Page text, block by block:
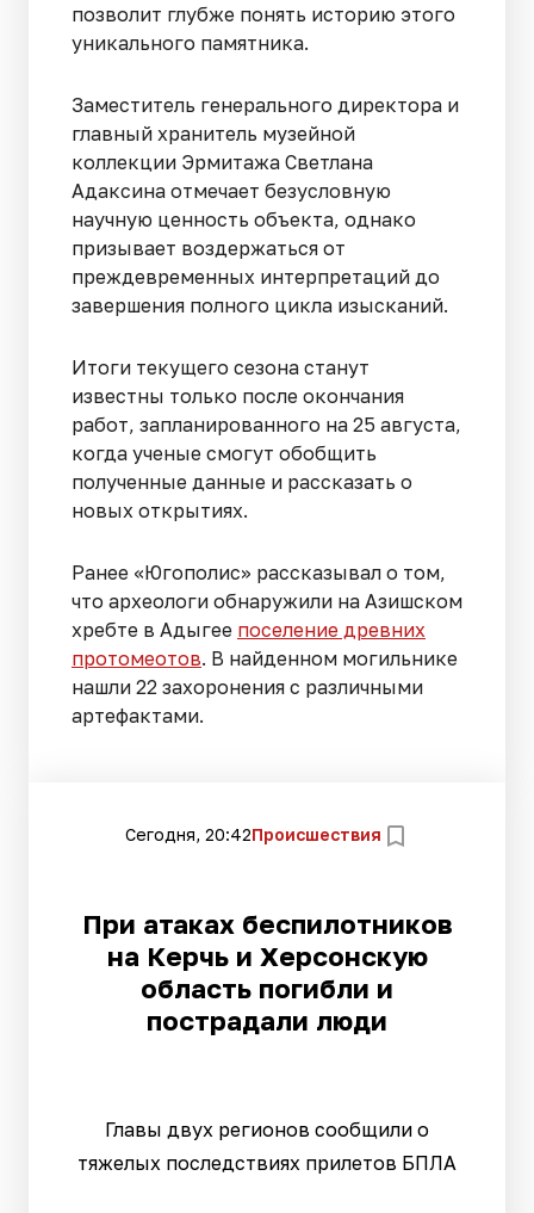
позволит глубже понять историю этого
уникального памятника.
Заместитель генерального директора и
главный хранитель музейной
коллекции Эрмитажа Светлана
Адаксина отмечает безусловную
научную ценность объекта, однако
призывает воздержаться от
преждевременных интерпретаций до
завершения полного цикла изысканий.
Итоги текущего сезона станут
известны только после окончания
работ, запланированного на 25 августа,
когда ученые смогут обобщить
полученные данные и рассказать о
новых открытиях.
Ранее «Югополис» рассказывал о том,
что археологи обнаружили на Азишском
хребте в Адыгее поселение древних
протомеотов. В найденном могильнике
нашли 22 захоронения с различными
артефактами.
Сегодня, 20:42Происшествия
При атаках беспилотников
на Керчь и Херсонскую
область погибли и
пострадали люди
Главы двух регионов сообщили о
тяжелых последствиях прилетов БПЛА